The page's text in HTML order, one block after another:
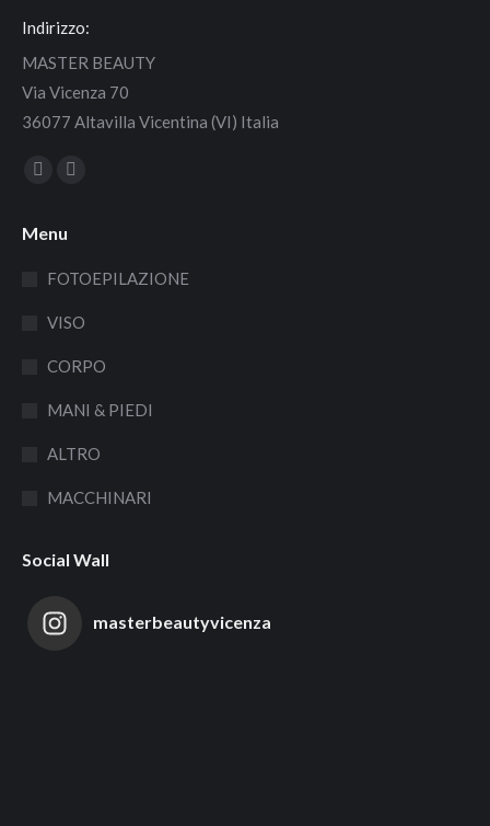
Indirizzo:
MASTER BEAUTY
Via Vicenza 70
36077 Altavilla Vicentina (VI) Italia
Find us on:
opens
windowwindow
Menu
FOTOEPILAZIONE
VISO
CORPO
MANI & PIEDI
ALTRO
MACCHINARI
Social Wall
masterbeautyvicenza